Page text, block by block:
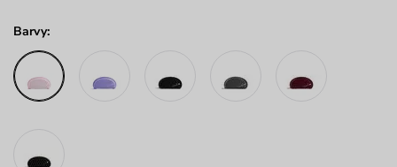
Barvy: